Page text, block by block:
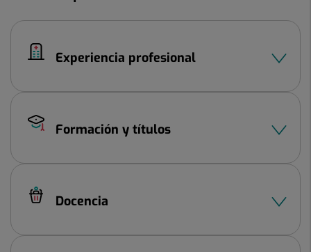
Experiencia profesional
Formación y títulos
Docencia